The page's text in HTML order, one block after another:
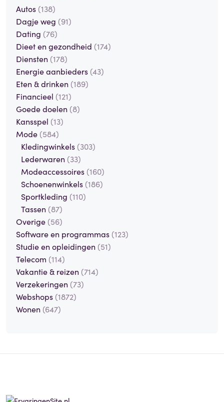
Autos (138)
Dagje weg (91)
Dating (76)
Dieet en gezondheid (174)
Diensten (178)
Energie aanbieders (43)
Eten & drinken (189)
Financieel (121)
Goede doelen (8)
Kansspel (13)
Mode (584)
Kledingwinkels (303)
Lederwaren (33)
Modeaccessoires (160)
Schoenenwinkels (186)
Sportkleding (110)
Tassen (87)
Overige (56)
Software en programmas (123)
Studie en opleidingen (51)
Telecom (114)
Vakantie & reizen (714)
Verzekeringen (73)
Webshops (1872)
Wonen (647)